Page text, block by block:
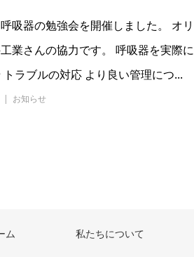
吸器の勉強会を開催しました。 オリ
業さんの協力です。 呼吸器を実際に
ラブルの対応 より良い管理につ...
お知らせ
ム 私たちについて